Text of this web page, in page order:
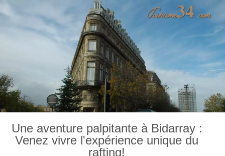
Une aventure palpitante à Bidarray :
Venez vivre l'expérience unique du
rafting!